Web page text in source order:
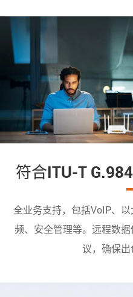
符合ITU-T
全业务支持，包括VoIP、
频、安全管理等。远程数
议，确保出